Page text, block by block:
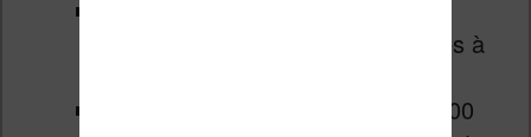
nouveaux ebooks seront proposés à
dimanche 2 décembre, ce sont 100